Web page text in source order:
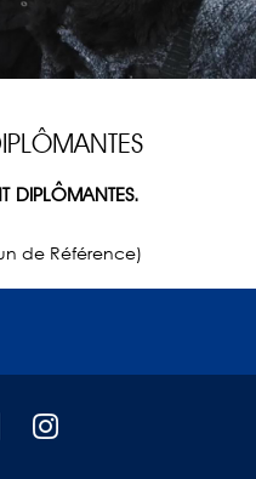
DIPLÔMANTES.
de Référence)